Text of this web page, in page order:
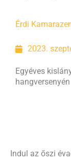
Érdi
2023.
Egyéves
hangversenyén
Indul az őszi